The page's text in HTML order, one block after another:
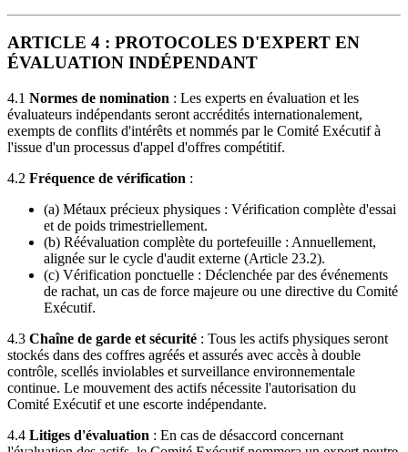
ARTICLE 4 : PROTOCOLES D'EXPERT EN
ÉVALUATION INDÉPENDANT
4.1 Normes de nomination : Les experts en évaluation et les
évaluateurs indépendants seront accrédités internationalement,
exempts de conflits d'intérêts et nommés par le Comité Exécutif à
l'issue d'un processus d'appel d'offres compétitif.
4.2 Fréquence de vérification :
(a) Métaux précieux physiques : Vérification complète d'essai
et de poids trimestriellement.
(b) Réévaluation complète du portefeuille : Annuellement,
alignée sur le cycle d'audit externe (Article 23.2).
(c) Vérification ponctuelle : Déclenchée par des événements
de rachat, un cas de force majeure ou une directive du Comité
Exécutif.
4.3 Chaîne de garde et sécurité : Tous les actifs physiques seront
stockés dans des coffres agréés et assurés avec accès à double
contrôle, scellés inviolables et surveillance environnementale
continue. Le mouvement des actifs nécessite l'autorisation du
Comité Exécutif et une escorte indépendante.
4.4 Litiges d'évaluation : En cas de désaccord concernant